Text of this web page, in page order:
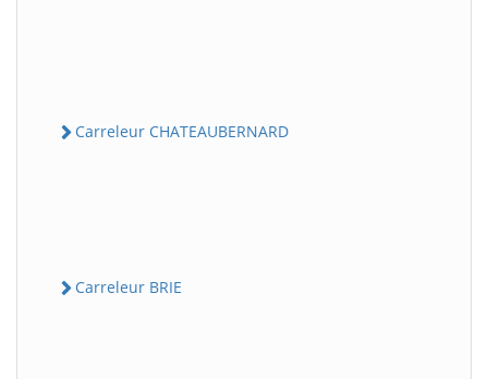
Carreleur CHATEAUBERNARD
Carreleur BRIE